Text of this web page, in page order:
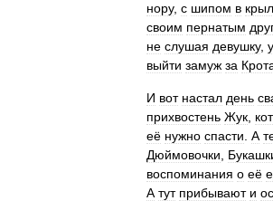
нору, с шипом в
своим пернатым
не слушая девушку,
выйти замуж за
И вот настал день
прихвостень Жук
её нужно спасти А
Дюймовочки
воспоминания о её
А тут прибывают и